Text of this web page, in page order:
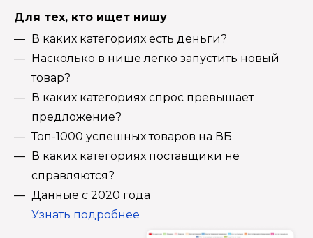
Для тех, кто ищет нишу
В каких категориях есть деньги?
Насколько в нише легко запустить новый
товар?
В каких категориях спрос превышает
предложение?
Топ-1000 успешных товаров на ВБ
В каких категориях поставщики не
справляются?
Данные с 2020 года
Узнать подробнее